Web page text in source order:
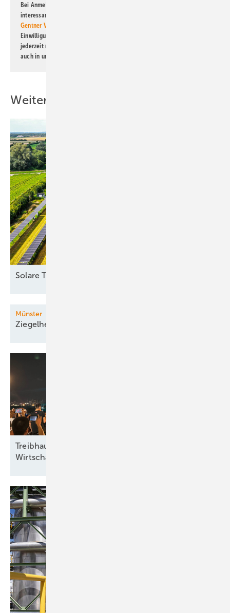
Bei Anmeldung zu diesem Newsletter bin ich damit einverstanden, über
interessante Verlags- und Online-Angebote
Gentner Verlag GmbH & Co. KG
Einwilligung kann ich jederzeit widerrufen und eine Abmeldung ist
jederzeit möglich. Informationen zum Umgang mit Daten finden Sie
auch in unserer
Weitere Inhalte
SolareTrackeranlage
Münster
Ziegelhersteller setzt auf
Treibhausgasrückgang trotz
Wirtschaftswachstum